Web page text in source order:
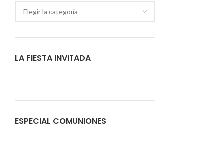
LA FIESTA INVITADA
ESPECIAL COMUNIONES